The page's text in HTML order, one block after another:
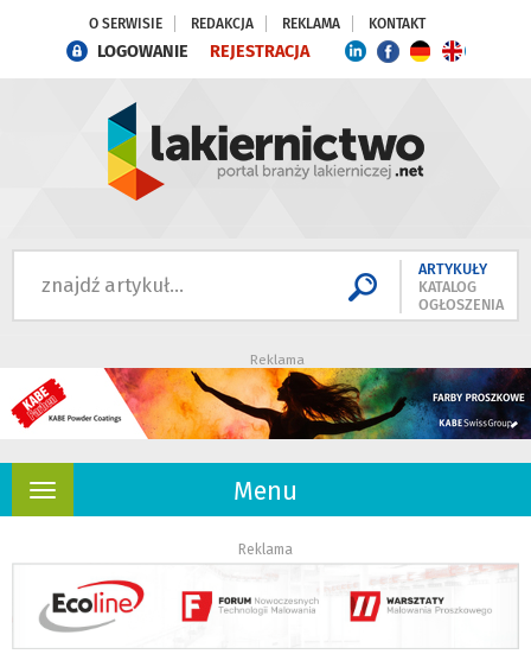
O SERWISIE REDAKCJA REKLAMA KONTAKT
LOGOWANIE REJESTRACJA
ARTYKUŁY
KATALOG
OGŁOSZENIA
Reklama
Menu
Rozwiń
Reklama